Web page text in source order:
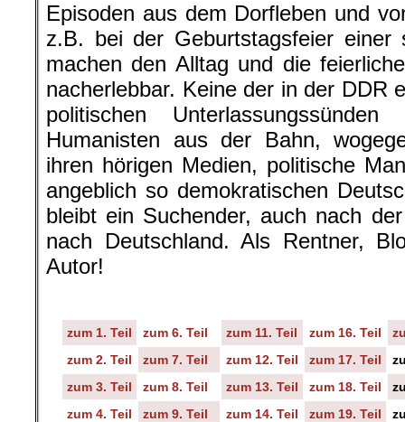
Episoden aus dem Dorfleben und
z.B. bei der Geburtstagsfeier einer
machen den Alltag und die
nacherlebbar. Keine der in der DDR
politischen
Humanisten aus der Bahn,
ihren hörigen Medien, politische
angeblich so demokratischen
bleibt ein Suchender, auch nach
nach Deutschland. Als Rentner,
Autor!
zum 1. Teil zum 6. Teil zum 11. Teil zum 16. Teil
zum 2. Teil
zum 7. Teil zum 12. Teil zum 17. Teil
zum 3. Teil
zum 8. Teil zum 13. Teil zum 18. Teil
zum 4. Teil
zum 9. Teil zum 14. Teil zum 19. Teil